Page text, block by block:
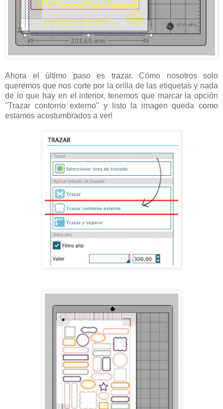
Ahora el último paso es trazar. Cómo nosotros solo
queremos que nos corte por la orilla de las etiquetas y nada
de lo que hay en el interior, tenemos que marcar la opción
"Trazar contorno externo" y listo la imagen queda como
estamos acostumbrados a ver!